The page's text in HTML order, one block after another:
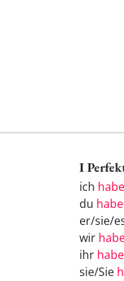
I
ich
du
er/sie/
wir
ihr
sie/Sie